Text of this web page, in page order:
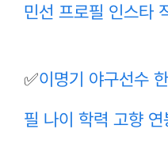
민선 프로필 인스타
✅이명기 야구선수
필 나이 학력 고향